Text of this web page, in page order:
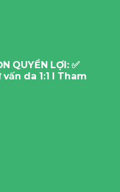
QUYỀN LỢI: ✅
da 1:1 I Tham